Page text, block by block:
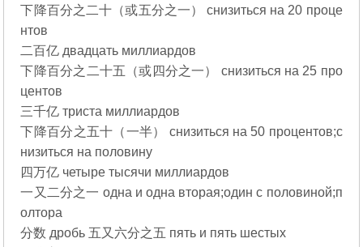
下降百分之二十（或五分之一） снизиться на 20 проце
нтов
二百亿 двадцать миллиардов
下降百分之二十五（或四分之一） снизиться на 25 про
центов
三千亿 триста миллиардов
下降百分之五十（一半） снизиться на 50 процентов;с
низиться на половину
四万亿 четыре тысячи миллиардов
一又二分之一 одна и одна вторая;один с половиной;п
олтора
分数 дробь 五又六分之五 пять и пять шестых